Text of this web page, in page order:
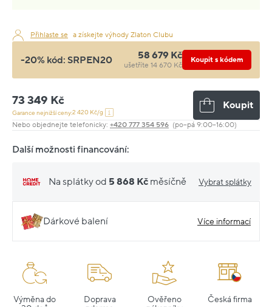
Přihlaste se a získejte výhody Zlaton Clubu
-20% kód: SRPEN20 58 679 Kč
ušetříte 14 670 Kč
Koupit s kódem
73 349 Kč
Garance nejnižší ceny:2 420 Kč/g
Koupit
Nebo objednejte telefonicky: +420 777 354 596 (po–pá 9:00–16:00)
Další možnosti financování:
Na splátky od 5 868 Kč měsíčně Vybrat splátky
Dárkové balení Více informací
Výměna do
Doprava
Ověřeno
Česká firma